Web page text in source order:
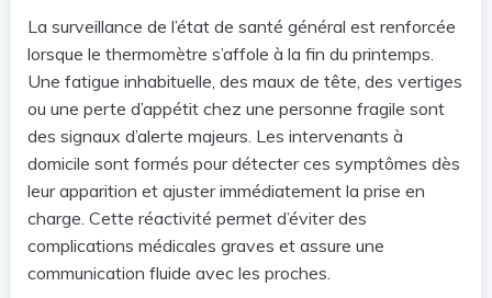
La surveillance de l’état de santé général est renforcée
lorsque le thermomètre s’affole à la fin du printemps.
Une fatigue inhabituelle, des maux de tête, des vertiges
ou une perte d’appétit chez une personne fragile sont
des signaux d’alerte majeurs. Les intervenants à
domicile sont formés pour détecter ces symptômes dès
leur apparition et ajuster immédiatement la prise en
charge. Cette réactivité permet d’éviter des
complications médicales graves et assure une
communication fluide avec les proches.